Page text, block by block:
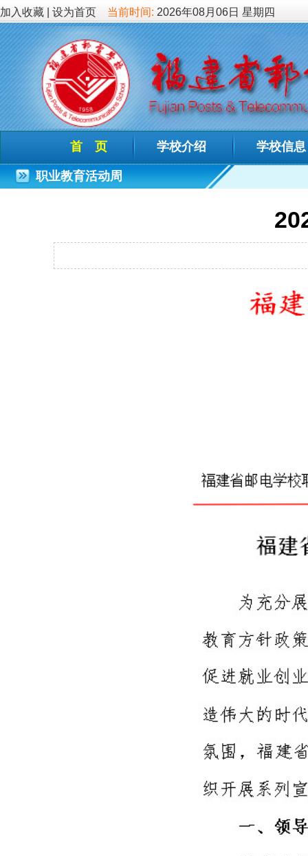
加入收藏|设为首页 当前时间:2026年08月06日 星期四
首 页 学校介绍 学校信息 德育教
2020年职